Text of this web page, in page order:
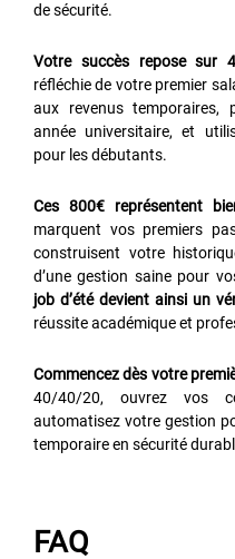
de sécurité.
Votre succès repose sur
réfléchie de votre premier
aux revenus temporaires,
année universitaire, et
pour les débutants.
Ces 800€ représentent
marquent vos premiers
construisent votre
d’une gestion saine pour
job d’été devient ainsi un
réussite académique et
Commencez dès votre
40/40/20, ouvrez vos
automatisez votre gestion
temporaire en sécurité
FAQ